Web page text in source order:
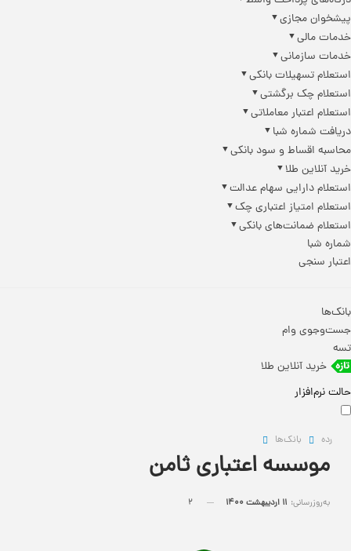
پیشخوان مجازی
خدمات مالی
خدمات سازمانی
استعلام تسهیلات بانکی
استعلام چک برگشتی
استعلام اعتبار معاملاتی
دریافت شماره شبا
محاسبه اقساط و سود بانکی
خرید آنلاین طلا
استعلام دارایی سهام عدالت
استعلام امتیاز اعتباری چک
استعلام ضمانت‌های بانکی
شماره شبا
اعتبار سنجی
بانک‌ها
جست‌وجوی وام
تسه
خرید آنلاین طلا
حالت نرم‌افزار
رده بانک‌ها
موسسه اعتباری ثامن
به‌روزرسانی: 11 اردیبهشت 1400